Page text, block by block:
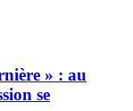
» : au
se